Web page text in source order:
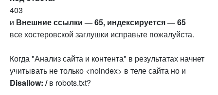
403
и Внешние ссылки — 65, индексируется — 65
все хостеровской заглушки исправьте пожалуйста.
Когда "Анализ сайта и контента" в результатах начнет
учитывать не только <noindex> в теле сайта но и
Disallow: /в robots.txt?